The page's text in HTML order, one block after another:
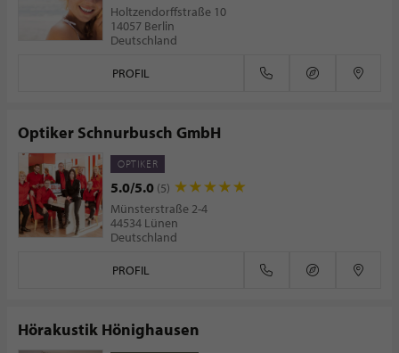
Holtzendorffstraße 10
14057 Berlin
Deutschland
PROFIL
Optiker Schnurbusch GmbH
OPTIKER
5.0/5.0 (5)
Münsterstraße 2-4
44534 Lünen
Deutschland
PROFIL
Hörakustik Hönighausen